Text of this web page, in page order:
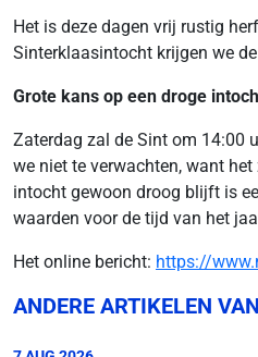
Het is deze dagen vrij rustig
Sinterklaasintocht krijgen we
Grote kans op een droge
Zaterdag zal de Sint om 14:00
we niet te verwachten, want
intocht gewoon droog blijft is
waarden voor de tijd van het
Het online bericht: https://
ANDERE ARTIKELEN